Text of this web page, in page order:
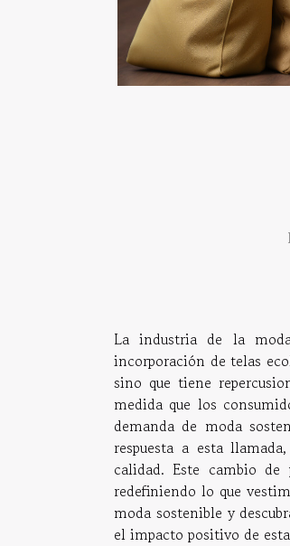
La industria de la
incorporación de telas
sino que tiene
medida que los
demanda de moda
respuesta a esta
calidad. Este cambio
redefiniendo lo que
moda sostenible y
el impacto positivo de